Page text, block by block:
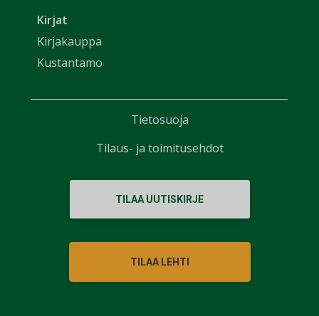
Kirjat
Kirjakauppa
Kustantamo
TILAA UUTISKIRJE
TILAA LEHTI
Tietosuoja
Tilaus- ja toimitusehdot